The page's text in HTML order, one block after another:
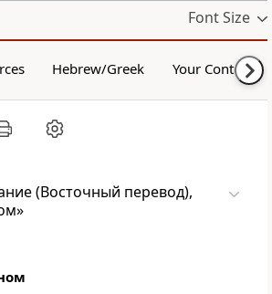
Font Size
Hebrew/Greek Your Content
(Восточный перевод),